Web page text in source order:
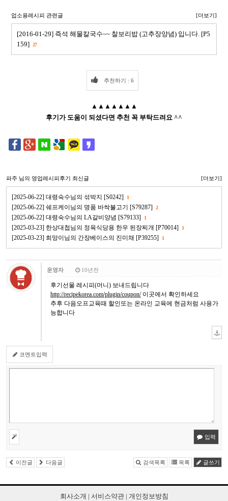
업소용레시피 관련글 [더보기]
[2016-01-29] 즉석 해물칼국수~~ 찰보리밥 (고추장양념) 입니다. [P5
159] 27
추천하기 : 6
▲▲▲▲▲▲▲
후기가 도움이 되셨다면 추천 꼭 부탁드려요 ^^
파주 님의 영업레시피후기 최신글 [더보기]
[2025-06-22] 대령숙수님의 섞박지 [S0242] 1
[2025-06-22] 쉐프케이님의 명품 바싹불고기 [S79287] 2
[2025-06-22] 대령숙수님의 LA갈비양념 [S79133] 1
[2025-03-23] 한상대첩님의 정육식당용 한우 된장찌개 [P70014] 1
[2025-03-23] 희망이님의 간장베이스의 진미채 [P39255] 1
운영자 10년전
후기선물 레시피(머니) 보내드립니다
http://recipekorea.com/plugin/coupon/이곳에서 확인하세요
추후 다음오프교육때 할인또는 온라인 교육에 현금처럼 사용가
능합니다
코멘트입력
입력
이전글 다음글 검색목록 목록 글쓰기
회사소개 | 서비스약관| 개인정보방침